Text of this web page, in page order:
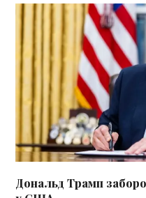
Дональд Трамп